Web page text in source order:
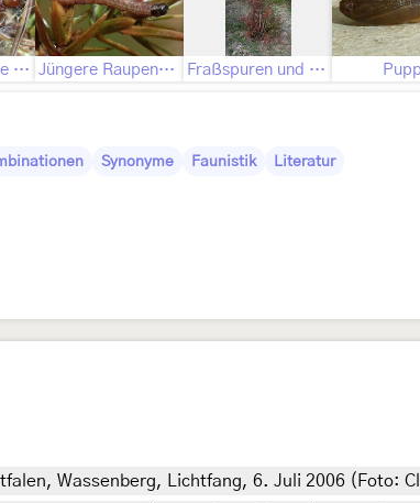
Ausgewachsene Raupe Jüngere Raupenstadien Fraßspuren und Befallsbild
Synonyme Faunistik Literatur
Wassenberg, Lichtfang, 6. Juli 2006 (Foto: